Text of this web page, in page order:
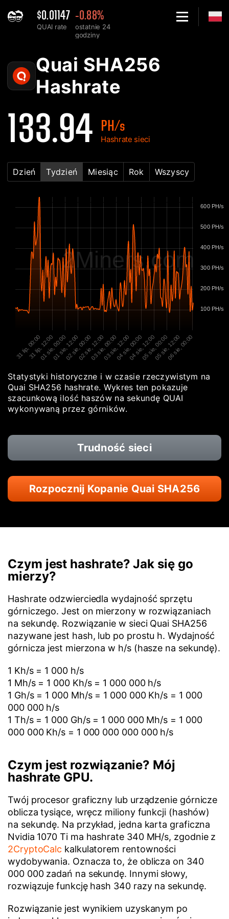
$0.01147
QUAI rate
-0.88%
ostatnie 24
godziny
Quai SHA256
Hashrate
133.94 PH/s
Hashrate sieci
Dzień Tydzień Miesiąc Rok Wszyscy
2Miners.com
31 lip, 00:00
31 lip, 12:00
01 sie, 00:0001 sie, 12:0002 sie, 00:0002 sie, 12:0003 sie, 00:0003 sie, 12:0004 sie, 00:0004 sie, 12:0005 sie, 00:0005 sie, 12:00
06 sie, 00:00
100 PH/s
200 PH/s
300 PH/s
400 PH/s
500 PH/s
600 PH/s
Statystyki historyczne i w czasie rzeczywistym na
Quai SHA256 hashrate. Wykres ten pokazuje
szacunkową ilość haszów na sekundę QUAI
wykonywaną przez górników.
Trudność sieci
Rozpocznij Kopanie Quai SHA256
Czym jest hashrate? Jak się go
mierzy?
Hashrate odzwierciedla wydajność sprzętu
górniczego. Jest on mierzony w rozwiązaniach
na sekundę. Rozwiązanie w sieci Quai SHA256
nazywane jest hash, lub po prostu h. Wydajność
górnicza jest mierzona w h/s (hasze na sekundę).
1 Kh/s = 1 000 h/s
1 Mh/s = 1 000 Kh/s = 1 000 000 h/s
1 Gh/s = 1 000 Mh/s = 1 000 000 Kh/s = 1 000
000 000 h/s
1 Th/s = 1 000 Gh/s = 1 000 000 Mh/s = 1 000
000 000 Kh/s = 1 000 000 000 000 h/s
Czym jest rozwiązanie? Mój
hashrate GPU.
Twój procesor graficzny lub urządzenie górnicze
oblicza tysiące, wręcz miliony funkcji (hashów)
na sekundę. Na przykład, jedna karta graficzna
Nvidia 1070 Ti ma hashrate 340 MH/s, zgodnie z
2CryptoCalc kalkulatorem rentowności
wydobywania. Oznacza to, że oblicza on 340
000 000 zadań na sekundę. Innymi słowy,
rozwiązuje funkcję hash 340 razy na sekundę.
Rozwiązanie jest wynikiem uzyskanym po